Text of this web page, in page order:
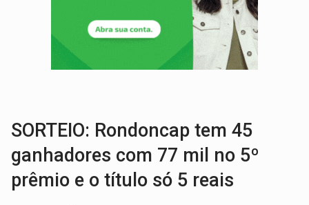
Pitbulls fogem de residência e atacam casal de idosos
AÇÃO CONJUNTA: Forças policiais apreendem cerca de 1kg de
PF ESTÁ APURANDO: Flávio Bolsonaro escolhe Alfredo Gaspar como vice, alvo de
SORTEIO: Rondoncap tem 45
ganhadores com 77 mil no 5º
prêmio e o título só 5 reais